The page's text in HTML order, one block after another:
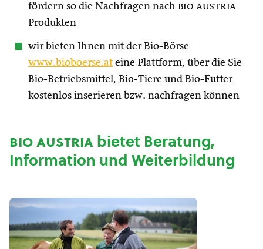
fördern so die Nachfragen nach bio austria
Produkten
wir bieten Ihnen mit der Bio-Börse
www.bioboerse.at eine Plattform, über die Sie
Bio-Betriebsmittel, Bio-Tiere und Bio-Futter
kostenlos inserieren bzw. nachfragen können
bio austriabietet Beratung,
Information und Weiterbildung